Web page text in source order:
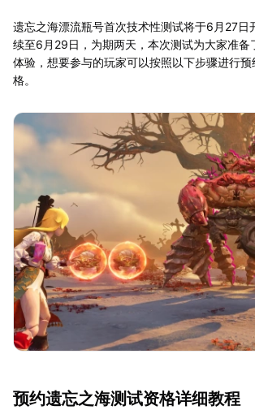
遗忘之海漂流瓶号首次技术性测试将于6月27日
续至6月29日，为期两天，本次测试为大家准备
体验，想要参与的玩家可以按照以下步骤进行
格。
预约遗忘之海测试资格详细教程